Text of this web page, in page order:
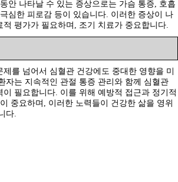
안 나타날 수 있는 증상으로는 가슴 통증, 호흡
심한 피로감 등이 있습니다. 이러한 증상이 나
적 평가가 필요하며, 조기 치료가 중요합니다.
를 넘어서 심혈관 건강에도 중대한 영향을 미
자는 지속적인 관절 통증 관리와 함께 심혈관
이 필요합니다. 이를 위해 예방적 접근과 정기적
중요하며, 이러한 노력들이 건강한 삶을 영위
다.